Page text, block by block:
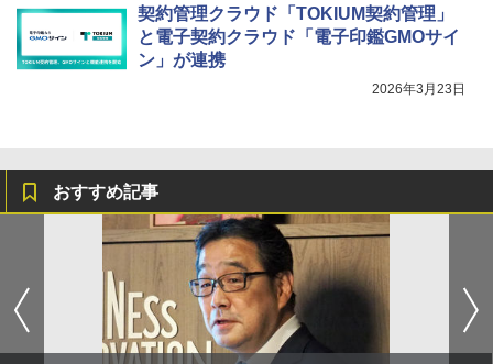
契約管理クラウド「TOKIUM契約管理」
と電子契約クラウド「電子印鑑GMOサイ
ン」が連携
2026年3月23日
おすすめ記事